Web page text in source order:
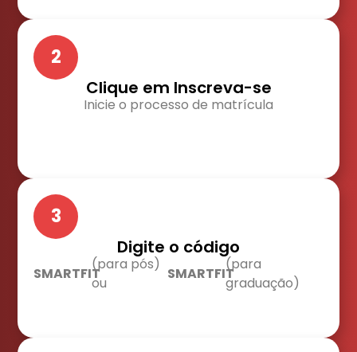
2
Clique em Inscreva-se
Inicie o processo de matrícula
3
Digite o código
SMARTFIT
(para pós)
ou
SMARTFIT
(para
graduação)